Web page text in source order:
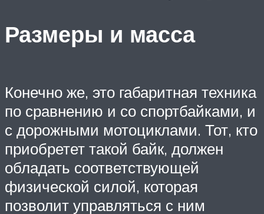
Размеры и масса
Конечно же, это габаритная техника
по сравнению и со спортбайками, и
с дорожными мотоциклами. Тот, кто
приобретет такой байк, должен
обладать соответствующей
физической силой, которая
позволит управляться с ним